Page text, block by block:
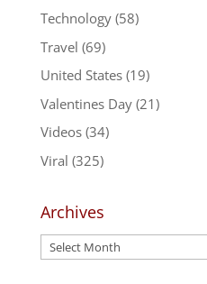
Technology(58)
Travel (69)
United States(19)
Valentines Day(21)
Videos(34)
Viral (325)
Archives
Archives